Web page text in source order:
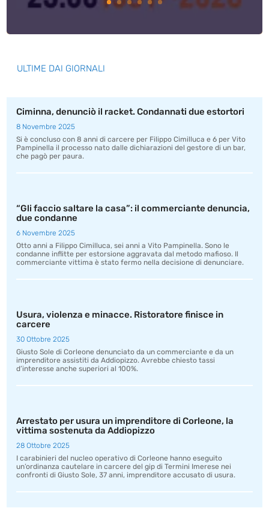
ULTIME DAI GIORNALI
Ciminna, denunciò il racket. Condannati due estortori
8 Novembre 2025
Si è concluso con 8 anni di carcere per Filippo Cimilluca e 6 per Vito
Pampinella il processo nato dalle dichiarazioni del gestore di un bar,
che pagò per paura.
“Gli faccio saltare la casa”: il commerciante denuncia,
due condanne
6 Novembre 2025
Otto anni a Filippo Cimilluca, sei anni a Vito Pampinella. Sono le
condanne inflitte per estorsione aggravata dal metodo mafioso. Il
commerciante vittima è stato fermo nella decisione di denunciare.
Usura, violenza e minacce. Ristoratore finisce in
carcere
30 Ottobre 2025
Giusto Sole di Corleone denunciato da un commerciante e da un
imprenditore assistiti da Addiopizzo. Avrebbe chiesto tassi
d’interesse anche superiori al 100%.
Arrestato per usura un imprenditore di Corleone, la
vittima sostenuta da Addiopizzo
28 Ottobre 2025
I carabinieri del nucleo operativo di Corleone hanno eseguito
un’ordinanza cautelare in carcere del gip di Termini Imerese nei
confronti di Giusto Sole, 37 anni, imprenditore accusato di usura.